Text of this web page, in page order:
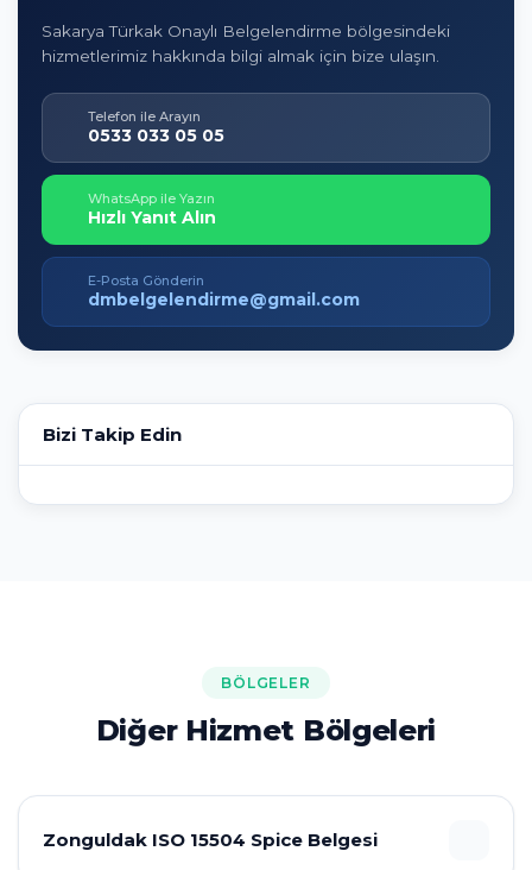
Sakarya Türkak Onaylı Belgelendirme bölgesindeki
hizmetlerimiz hakkında bilgi almak için bize ulaşın.
Telefon ile Arayın
0533 033 05 05
WhatsApp ile Yazın
Hızlı Yanıt Alın
E-Posta Gönderin
dmbelgelendirme@gmail.com
Bizi Takip Edin
BÖLGELER
Diğer Hizmet Bölgeleri
Zonguldak ISO 15504 Spice Belgesi